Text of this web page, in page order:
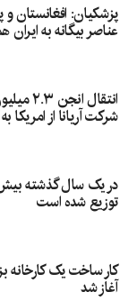
پزشکیان: افغانستان و
عناصر بیگانه به ایران
شرکت آریانا از امریکا
توزیع شده است
کار ساخت یک کارخانه
آغاز شد